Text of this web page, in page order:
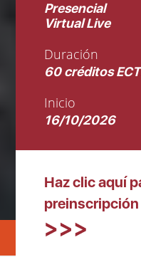
Presencial
Virtual Live
Duración
60 créditos
Inicio
16/10/2026
Haz clic aquí
preinscripción